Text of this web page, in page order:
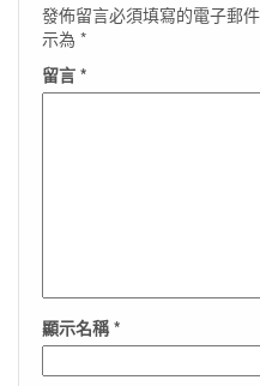
發佈留言必須填寫的電子郵
示為 *
留言 *
顯示名稱*